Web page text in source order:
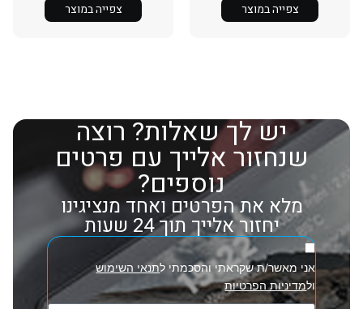
צפייה במוצר
צפייה במוצר
יש לך שאלות? רוצה
שנחזור אלייך עם פרטים
נוספים?
מלא את הפרטים ואחד מנציגינו
יחזור אלייך תוך 24 שעות
אני מאשר/ת שקראתי והסכמתי לתנאי השימוש
ולמדיניות הפרטיות